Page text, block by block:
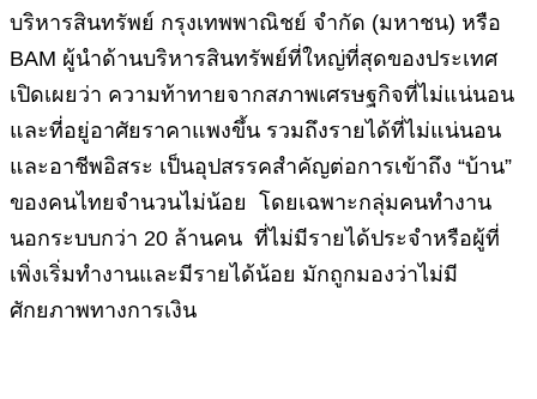
บริหารสินทรัพย์ กรุงเทพพาณิชย์ จำกัด (มหาชน) หรือ
BAM ผู้นำด้านบริหารสินทรัพย์ที่ใหญ่ที่สุดของประเทศ
เปิดเผยว่า ความท้าทายจากสภาพเศรษฐกิจที่ไม่แน่นอน
และที่อยู่อาศัยราคาแพงขึ้น รวมถึงรายได้ที่ไม่แน่นอน
และอาชีพอิสระ เป็นอุปสรรคสำคัญต่อการเข้าถึง “บ้าน”
ของคนไทยจำนวนไม่น้อย โดยเฉพาะกลุ่มคนทำงาน
นอกระบบกว่า 20 ล้านคน ที่ไม่มีรายได้ประจำหรือผู้ที่
เพิ่งเริ่มทำงานและมีรายได้น้อย มักถูกมองว่าไม่มี
ศักยภาพทางการเงิน